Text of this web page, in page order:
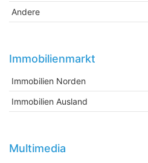
Andere
Immobilienmarkt
Immobilien Norden
Immobilien Ausland
Multimedia